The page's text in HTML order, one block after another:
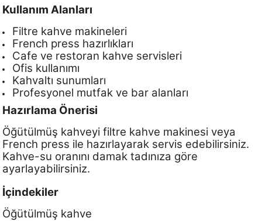
Kullanım Alanları
Filtre kahve makineleri
French press hazırlıkları
Cafe ve restoran kahve servisleri
Ofis kullanımı
Kahvaltı sunumları
Profesyonel mutfak ve bar alanları
Hazırlama Önerisi
Öğütülmüş kahveyi filtre kahve makinesi veya
French press ile hazırlayarak servis edebilirsiniz.
Kahve-su oranını damak tadınıza göre
ayarlayabilirsiniz.
İçindekiler
Öğütülmüş kahve